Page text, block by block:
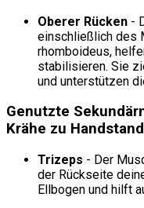
Oberer Rücken -
einschließlich des
rhomboideus,
stabilisieren. Sie
und unterstützen
Genutzte
Krähe zu Handstand
Trizeps - Der
der Rückseite
Ellbogen und hilft